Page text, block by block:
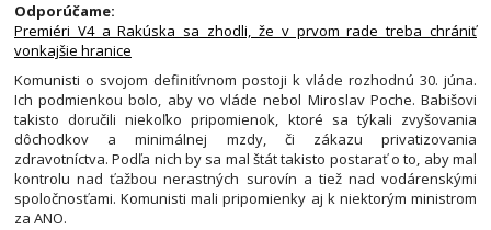
Odporúčame:
Premiéri V4 a Rakúska sa zhodli, že v prvom rade treba chrániť
vonkajšie hranice
Komunisti o svojom definitívnom postoji k vláde rozhodnú 30. júna.
Ich podmienkou bolo, aby vo vláde nebol Miroslav Poche. Babišovi
takisto doručili niekoľko pripomienok, ktoré sa týkali zvyšovania
dôchodkov a minimálnej mzdy, či zákazu privatizovania
zdravotníctva. Podľa nich by sa mal štát takisto postarať o to, aby mal
kontrolu nad ťažbou nerastných surovín a tiež nad vodárenskými
spoločnosťami. Komunisti mali pripomienky aj k niektorým ministrom
za ANO.